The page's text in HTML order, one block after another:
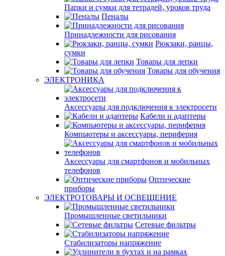
Папки и сумки для тетрадей, уроков труда
Пеналы
Принадлежности для рисования
Рюкзаки, ранцы,
сумки
Товары для лепки
Товары для обучения
ЭЛЕКТРОНИКА
Аксессуары для подключения к электросети
Кабели и адаптеры
Компьютеры и аксессуары, периферия
Аксессуары для смартфонов и мобильных
телефонов
Оптические
приборы
ЭЛЕКТРОТОВАРЫ И ОСВЕЩЕНИЕ
Промышленные светильники
Сетевые фильтры
Стабилизаторы напряжение